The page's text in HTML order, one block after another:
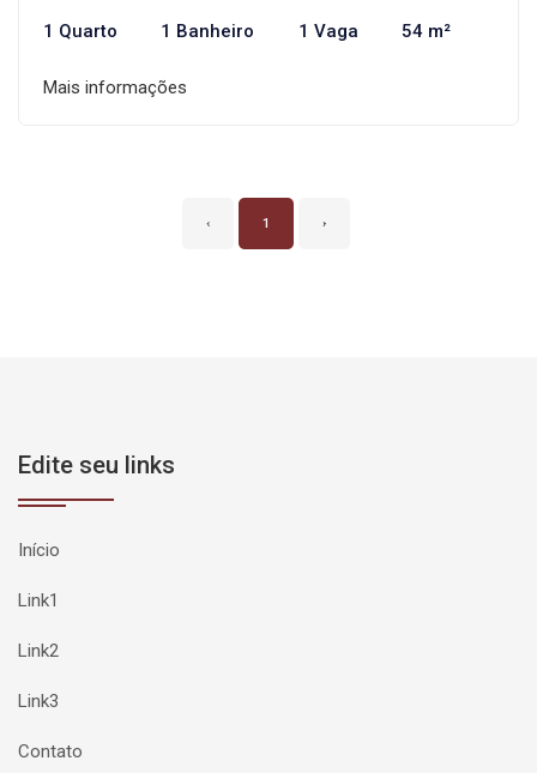
1 Quarto 1 Banheiro 1 Vaga 54 m²
Mais informações
‹ 1 ›
Edite seu links
Início
Link1
Link2
Link3
Contato